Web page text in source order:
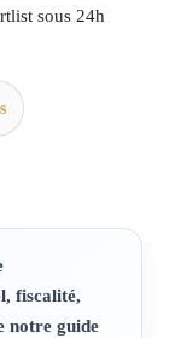
sous 24h
fiscalité,
notre guide